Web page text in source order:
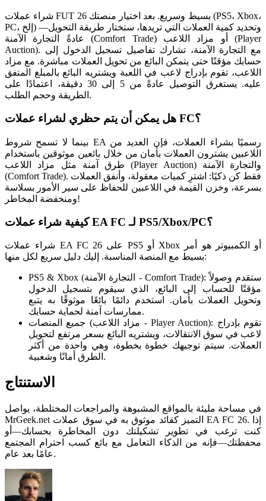
شراء عملات FUT 26 بسيط وسريع. بعد اختيار منصتك (PS5، Xbox،
PC، إلخ) وتحديد كمية العملات التي تريدها، ستختار طريقة التحويل—
عادةً التجارة الآمنة (Comfort Trade) أو مزاد اللاعب (Player
Auction). مع التجارة الآمنة، تشارك تفاصيل تسجيل الدخول إلى
حسابك مؤقتًا حتى يتمكن البائع من تحويل العملات مباشرة. مع مزاد
اللاعب، تقوم بإدراج لاعب في اللعبة ويشتريه البائع بالمبلغ المتفق
عليه. يستغرق التوصيل عادةً من 5 إلى 30 دقيقة، اعتمادًا على
الطريقة وحجم الطلب.
هل يمكن أن يتم حظري لشراء عملات FC؟
بينما لا تسمح شروط EA رسميًا بشراء العملات، فإن العديد من
اللاعبين يشترون العملات بأمان من خلال بائعين موثوقين باستخدام
طرق آمنة مثل مزاد اللاعب (Player Auction) والتجارة الآمنة
(Comfort Trade). فقط كن ذكيًا: اشترِ كميات معقولة، وأنفق العملات
بسرعة، وخزن القيمة في اللاعبين للحفاظ على سير الأمور بسلاسة
ومنخفضة المخاطر!
كيفية شراء عملات EA FC لـ PS5/Xbox/PC؟
شراء عملات EA FC 26 على PS5 أو Xbox أو الكمبيوتر هو أمر
بسيط مع المنصة المناسبة. إليك دليل سريع لكل منها:
PS5 & Xbox (التجارة الآمنة - Comfort Trade): ستقدم وصولاً
مؤقتًا للحساب إلى البائع، الذي سيقوم بتسجيل الدخول
وتحويل العملات بأمان. استخدم دائمًا بائعًا موثوقًا به يتبع
ممارسات آمنة لحماية حسابك.
جميع المنصات (مزاد اللاعب - Player Auction): تقوم بإدراج
لاعب في سوق الانتقالات، ويشتريه البائع بسعر مرتفع لتحويل
العملات. سيتم توجيهك خطوة بخطوة، وهي واحدة من أكثر
الطرق أمانًا وشعبية.
الاستنتاج
في مساحة مليئة بالمواقع المشبوهة والمراجعات المختلطة، يواصل
MrGeek.net التميز كقائد موثوق به في سوق عملات EA FC 26. إذا
كنت ترغب في تطوير تشكيلتك دون المخاطرة بحسابك—أو
محفظتك—فإنه من الذكاء التعامل مع بائع كسب احترام المجتمع
عامًا بعد عام.